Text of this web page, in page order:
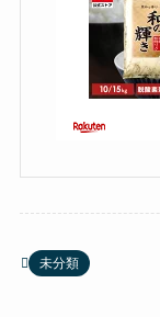
未分類